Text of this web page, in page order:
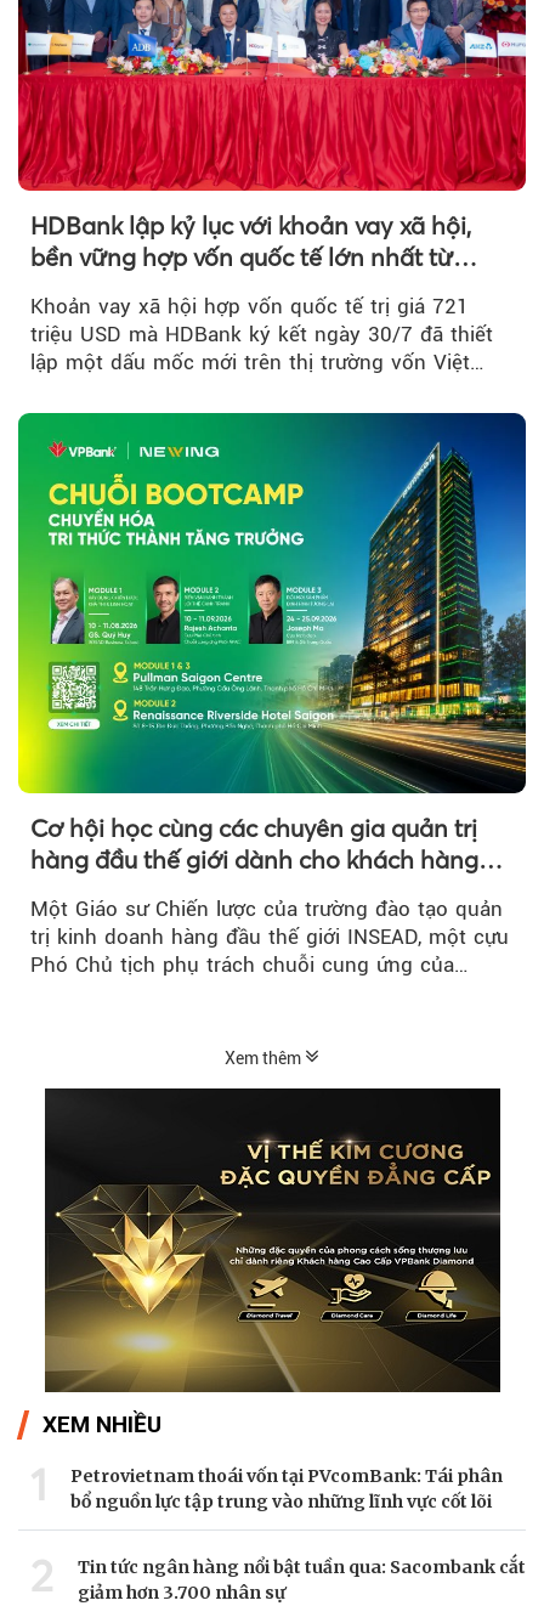
HDBank lập kỷ lục với khoản vay xã hội,
bền vững hợp vốn quốc tế lớn nhất từ
trước tới nay tại Việt Nam
Khoản vay xã hội hợp vốn quốc tế trị giá 721
triệu USD mà HDBank ký kết ngày 30/7 đã thiết
lập một dấu mốc mới trên thị trường vốn Việt
Cơ hội học cùng các chuyên gia quản trị
hàng đầu thế giới dành cho khách hàng
của VPBank SME
Một Giáo sư Chiến lược của trường đào tạo quản
trị kinh doanh hàng đầu thế giới INSEAD, một cựu
Phó Chủ tịch phụ trách chuỗi cung ứng của
Xem thêm
XEM NHIỀU
1
Petrovietnam thoái vốn tại PVcomBank: Tái phân
bổ nguồn lực tập trung vào những lĩnh vực cốt lõi
2
Tin tức ngân hàng nổi bật tuần qua: Sacombank cắt
giảm hơn 3.700 nhân sự